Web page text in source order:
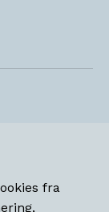
fra